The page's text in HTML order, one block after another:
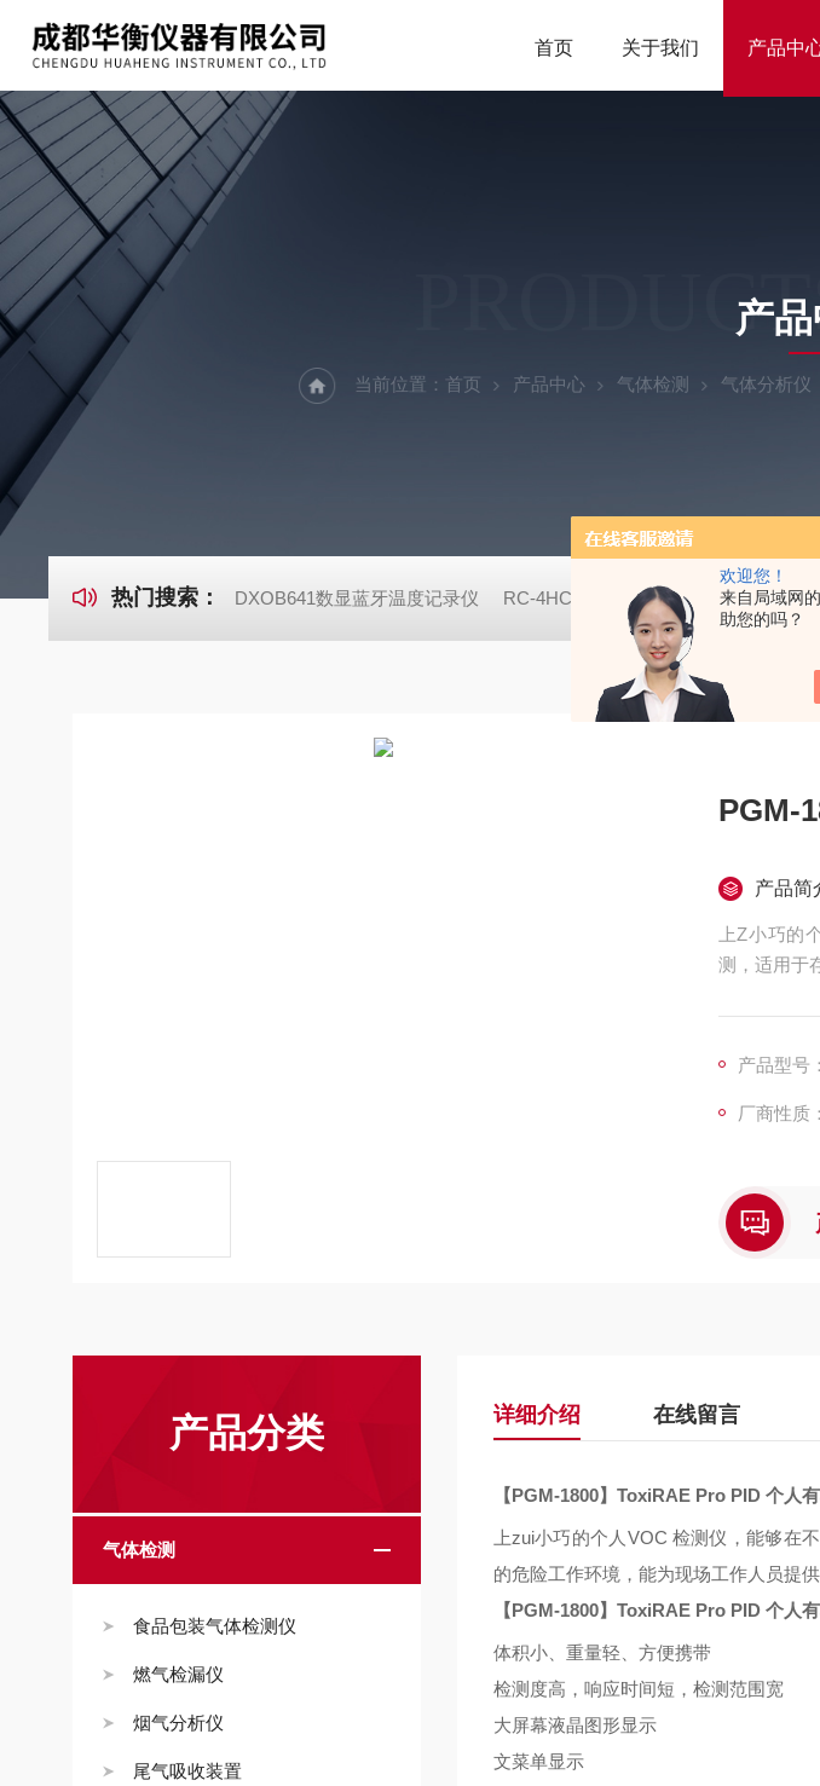
欢迎您！
来自局域网
助您的吗？
首页 关于我们 产品中
产
当前位置： 首页 产品中心 气体检测 气体分析仪
热门搜索： DXOB641数显蓝牙温度记录仪 RC-4HC RC-4HA温湿度记录仪 多样
PGM-
产品简
上Z小巧的
测，适用于
产品型号
厂商性质
产品分类
气体检测
食品包装气体检测仪
燃气检漏仪
烟气分析仪
尾气吸收装置
详细介绍 在线留言
【PGM-1800】 ToxiRAE Pro PID 个人
上zui小巧的个人 VOC 检测仪，能够在
的危险工作环境，能为现场工作人员提
【PGM-1800】 ToxiRAE Pro PID 个人
体积小、重量轻、方便携带
检测度高，响应时间短，检测范围宽
大屏幕液晶图形显示
文菜单显示